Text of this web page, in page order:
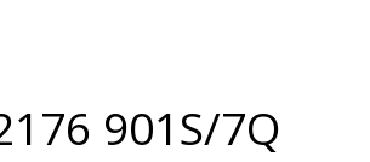
901S/7Q